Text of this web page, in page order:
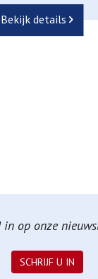
Bekijk details
op onze
SCHRIJF U IN